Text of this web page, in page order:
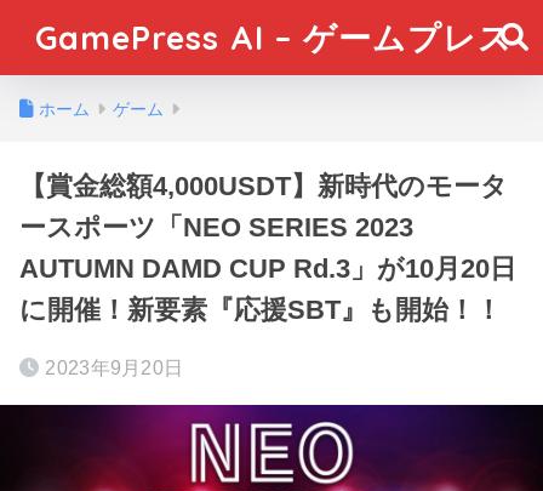
GamePress AI – ゲームプレス
ホーム ゲーム
【賞金総額4,000USDT】新時代のモータ
ースポーツ「NEO SERIES 2023
AUTUMN DAMD CUP Rd.3」が10月20日
に開催！新要素『応援SBT』も開始！！
2023年9月20日